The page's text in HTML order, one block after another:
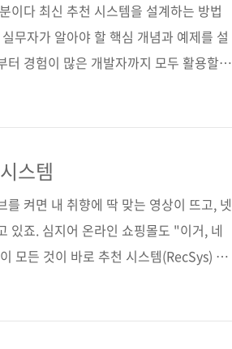
이다 최신 추천 시스템을 설계하는 방법
무자가 알아야 할 핵심 개념과 예제를 설
경험이 많은 개발자까지 모두 활용할
필요한 수학적 개념, 아이디어, 구현 방
. 도서구매 사이트(가나다순) [교보문
스템
켜면 내 취향에 딱 맞는 영상이 뜨고, 넷
있죠. 심지어 온라인 쇼핑몰도 "이거, 네
모든 것이 바로 추천 시스템(RecSys) 덕
있나요? 사실 추천 시스템은 단순히 "이